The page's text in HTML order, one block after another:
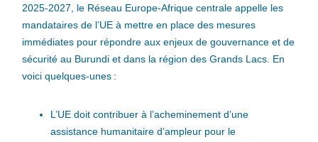
2025-2027, le Réseau Europe-Afrique centrale appelle les
mandataires de l’UE à mettre en place des mesures
immédiates pour répondre aux enjeux de gouvernance et de
sécurité au Burundi et dans la région des Grands Lacs. En
voici quelques-unes :
L’UE doit contribuer à l’acheminement d’une
assistance humanitaire d’ampleur pour le